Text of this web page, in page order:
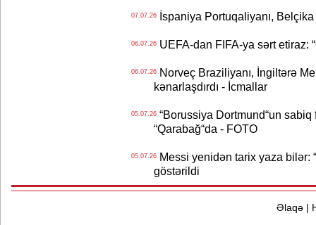
07.07.26İspaniya Portuqaliyanı, Belçika
06.07.26UEFA-dan FIFA-ya sərt etiraz:
06.07.26Norveç Braziliyanı, İngiltərə
kənarlaşdırdı - İcmallar
05.07.26“Borussiya Dortmund“un sabiq
“Qarabağ“da - FOTO
05.07.26Messi yenidən tarix yaza bilər:
göstərildi
Əlaqə|